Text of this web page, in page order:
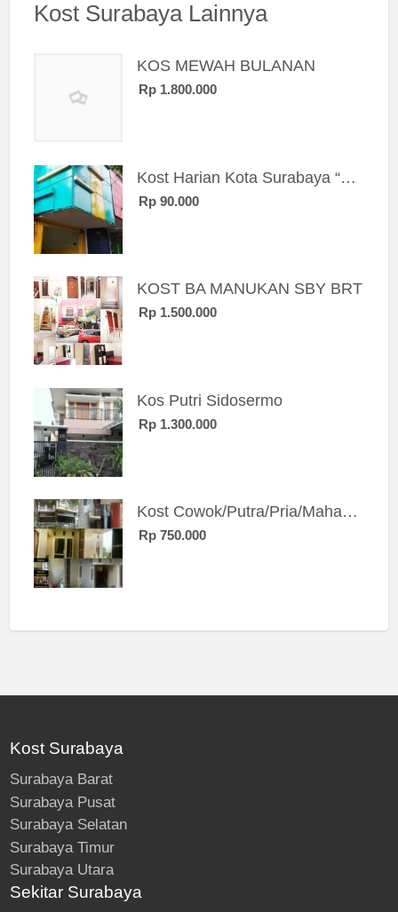
Kost Surabaya Lainnya
KOS MEWAH BULANAN
Rp 1.800.000
Kost Harian Kota Surabaya “Sierra Kost”
Rp 90.000
KOST BA MANUKAN SBY BRT
Rp 1.500.000
Kos Putri Sidosermo
Rp 1.300.000
Kost Cowok/Putra/Pria/Mahasiswa/Karyawan SIngle eksklusif bangunan baru
Rp 750.000
Kost Surabaya
Surabaya Barat
Surabaya Pusat
Surabaya Selatan
Surabaya Timur
Surabaya Utara
Sekitar Surabaya